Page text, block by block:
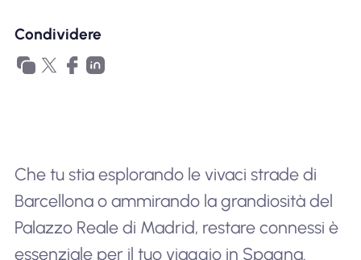
Per affari
Condividere
Che tu stia esplorando le vivaci strade di
Barcellona o ammirando la grandiosità del
Palazzo Reale di Madrid, restare connessi è
essenziale per il tuo viaggio in Spagna.